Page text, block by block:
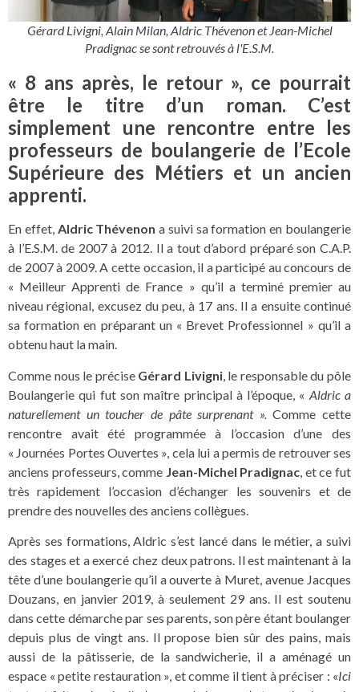
Gérard Livigni, Alain Milan, Aldric Thévenon et Jean-Michel
Pradignac se sont retrouvés à l'E.S.M.
« 8 ans après, le retour », ce pourrait
être le titre d’un roman. C’est
simplement une rencontre entre les
professeurs de boulangerie de l’Ecole
Supérieure des Métiers et un ancien
apprenti.
En effet, Aldric Thévenon a suivi sa formation en boulangerie
à l’E.S.M. de 2007 à 2012. Il a tout d’abord préparé son C.A.P.
de 2007 à 2009. A cette occasion, il a participé au concours de
« Meilleur Apprenti de France » qu’il a terminé premier au
niveau régional, excusez du peu, à 17 ans. Il a ensuite continué
sa formation en préparant un « Brevet Professionnel » qu’il a
obtenu haut la main.
Comme nous le précise Gérard Livigni, le responsable du pôle
Boulangerie qui fut son maître principal à l’époque, « Aldric a
naturellement un toucher de pâte surprenant ».Comme cette
rencontre avait été programmée à l’occasion d’une des
« Journées Portes Ouvertes », cela lui a permis de retrouver ses
anciens professeurs, comme Jean-Michel Pradignac , et ce fut
très rapidement l’occasion d’échanger les souvenirs et de
prendre des nouvelles des anciens collègues.
Après ses formations, Aldric s’est lancé dans le métier, a suivi
des stages et a exercé chez deux patrons. Il est maintenant à la
tête d’une boulangerie qu’il a ouverte à Muret, avenue Jacques
Douzans, en janvier 2019, à seulement 29 ans. Il est soutenu
dans cette démarche par ses parents, son père étant boulanger
depuis plus de vingt ans. Il propose bien sûr des pains, mais
aussi de la pâtisserie, de la sandwicherie, il a aménagé un
espace « petite restauration », et comme il tient à préciser : «Ici